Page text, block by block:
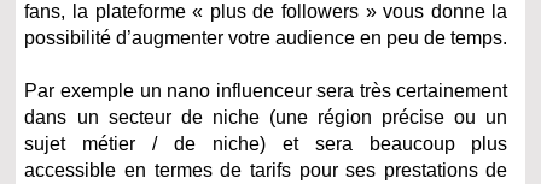
fans, la plateforme « plus de followers » vous donne la
possibilité d’augmenter votre audience en peu de temps.
Par exemple un nano influenceur sera très certainement
dans un secteur de niche (une région précise ou un
sujet métier / de niche) et sera beaucoup plus
accessible en termes de tarifs pour ses prestations de